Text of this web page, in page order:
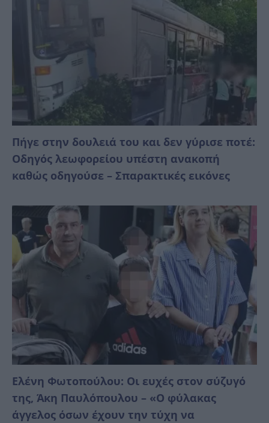
Πήγε στην δουλειά του και δεν γύρισε ποτέ:
Οδηγός λεωφορείου υπέστη ανακοπή
καθώς οδηγούσε – Σπαρακτικές εικόνες
Ελένη Φωτοπούλου: Οι ευχές στον σύζυγό
της, Άκη Παυλόπουλου – «Ο φύλακας
άγγελος όσων έχουν την τύχη να